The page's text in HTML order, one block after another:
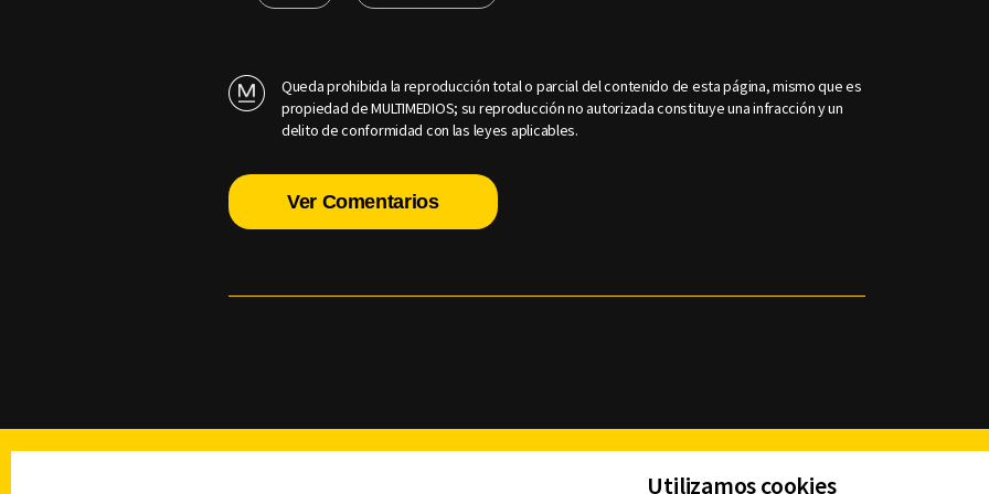
Queda prohibida la reproducción total o parcial del contenido de esta página, mismo que es
propiedad de MULTIMEDIOS; su reproducción no autorizada constituye una infracción y un
delito de conformidad con las leyes aplicables.
Ver Comentarios
Utilizamos cookies